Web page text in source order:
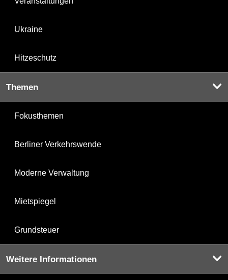
Ukraine
Hitzeschutz
Themen
Fokusthemen
Berliner Verkehrswende
Moderne Verwaltung
Mietspiegel
Grundsteuer
Weitere Informationen